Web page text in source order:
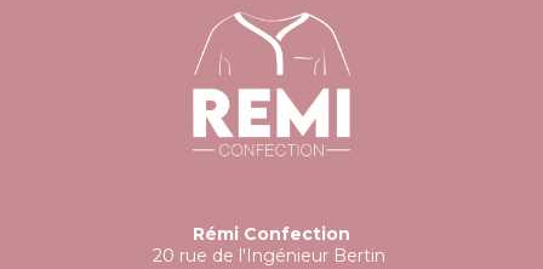
Rémi Confection
20 rue de l'Ingénieur Bertin